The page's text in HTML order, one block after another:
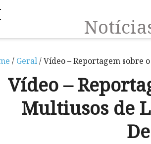
/ Geral/ Vídeo – Reportagem sobre
Vídeo –
Multiusos de